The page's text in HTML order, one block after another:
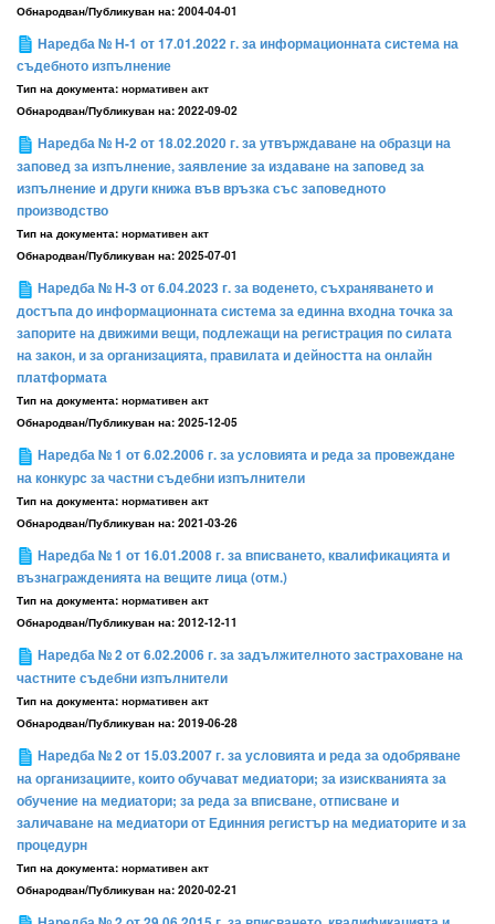
Обнародван/Публикуван на: 2004-04-01
Наредба № Н-1 от 17.01.2022 г. за информационната система на
съдебното изпълнение
Тип на документа: нормативен акт
Обнародван/Публикуван на: 2022-09-02
Наредба № Н-2 от 18.02.2020 г. за утвърждаване на образци на
заповед за изпълнение, заявление за издаване на заповед за
изпълнение и други книжа във връзка със заповедното
производство
Тип на документа: нормативен акт
Обнародван/Публикуван на: 2025-07-01
Наредба № Н-3 от 6.04.2023 г. за воденето, съхраняването и
достъпа до информационната система за единна входна точка за
запорите на движими вещи, подлежащи на регистрация по силата
на закон, и за организацията, правилата и дейността на онлайн
платформата
Тип на документа: нормативен акт
Обнародван/Публикуван на: 2025-12-05
Наредба № 1 от 6.02.2006 г. за условията и реда за провеждане
на конкурс за частни съдебни изпълнители
Тип на документа: нормативен акт
Обнародван/Публикуван на: 2021-03-26
Наредба № 1 от 16.01.2008 г. за вписването, квалификацията и
възнагражденията на вещите лица (отм.)
Тип на документа: нормативен акт
Обнародван/Публикуван на: 2012-12-11
Наредба № 2 от 6.02.2006 г. за задължителното застраховане на
частните съдебни изпълнители
Тип на документа: нормативен акт
Обнародван/Публикуван на: 2019-06-28
Наредба № 2 от 15.03.2007 г. за условията и реда за одобряване
на организациите, които обучават медиатори; за изискванията за
обучение на медиатори; за реда за вписване, отписване и
заличаване на медиатори от Единния регистър на медиаторите и за
процедурн
Тип на документа: нормативен акт
Обнародван/Публикуван на: 2020-02-21